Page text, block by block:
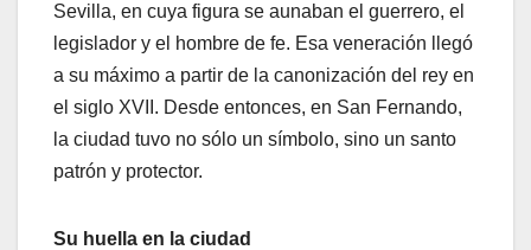
Sevilla, en cuya figura se aunaban el guerrero, el
legislador y el hombre de fe. Esa veneración llegó
a su máximo a partir de la canonización del rey en
el siglo XVII. Desde entonces, en San Fernando,
la ciudad tuvo no sólo un símbolo, sino un santo
patrón y protector.
Su huella en la ciudad